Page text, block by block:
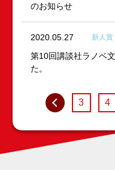
のお知らせ
2020.05.27 新人賞
第10回講談社ラノベ
た。
3 4